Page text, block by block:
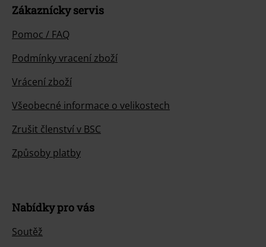
Zákaznícky servis
Pomoc / FAQ
Podmínky vracení zboží
Vrácení zboží
Všeobecné informace o velikostech
Zrušit členství v BSC
Způsoby platby
Nabídky pro vás
Soutěž